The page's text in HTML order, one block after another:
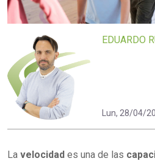
EDUARDO
Lun, 28/04/
La velocidad es una de las